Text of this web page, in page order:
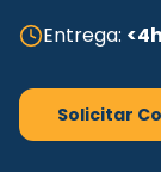
Entrega:
Solicitar